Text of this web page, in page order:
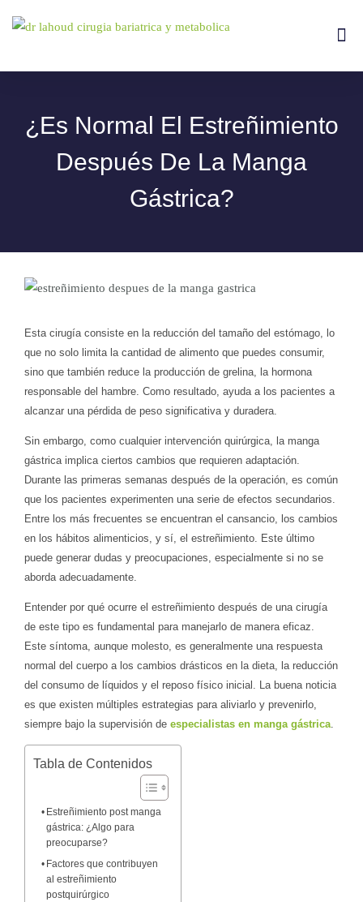
¿Es Normal El Estreñimiento
Después De La Manga
Gástrica?
Esta cirugía consiste en la reducción del tamaño del estómago, lo
que no solo limita la cantidad de alimento que puedes consumir,
sino que también reduce la producción de grelina, la hormona
responsable del hambre. Como resultado, ayuda a los pacientes a
alcanzar una pérdida de peso significativa y duradera.
Sin embargo, como cualquier intervención quirúrgica, la manga
gástrica implica ciertos cambios que requieren adaptación.
Durante las primeras semanas después de la operación, es común
que los pacientes experimenten una serie de efectos secundarios.
Entre los más frecuentes se encuentran el cansancio, los cambios
en los hábitos alimenticios, y sí, el estreñimiento. Este último
puede generar dudas y preocupaciones, especialmente si no se
aborda adecuadamente.
Entender por qué ocurre el estreñimiento después de una cirugía
de este tipo es fundamental para manejarlo de manera eficaz.
Este síntoma, aunque molesto, es generalmente una respuesta
normal del cuerpo a los cambios drásticos en la dieta, la reducción
del consumo de líquidos y el reposo físico inicial. La buena noticia
es que existen múltiples estrategias para aliviarlo y prevenirlo,
siempre bajo la supervisión de especialistas en manga gástrica.
Tabla de Contenidos
Estreñimiento post manga
gástrica: ¿Algo para
preocuparse?
Factores que contribuyen
al estreñimiento
postquirúrgico